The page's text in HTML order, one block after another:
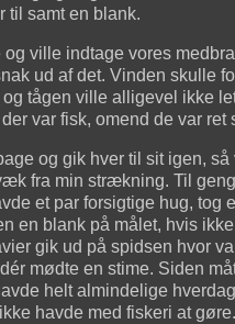
til samt en blank.
ville indtage vores
ud af det. Vinden skulle
tågen ville alligevel ikke
var fisk, omend de var ret
og gik hver til sit igen, så
fra min strækning. Til
et par forsigtige hug, tog
en blank på målet, hvis
gik ud på spidsen hvor
mødte en stime. Siden
helt almindelige
havde med fiskeri at